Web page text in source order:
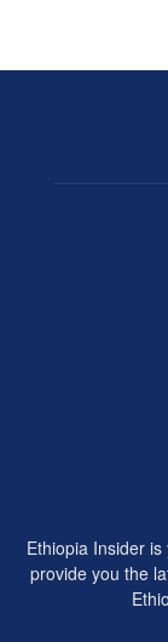
Ethiopia Insider
provide you the